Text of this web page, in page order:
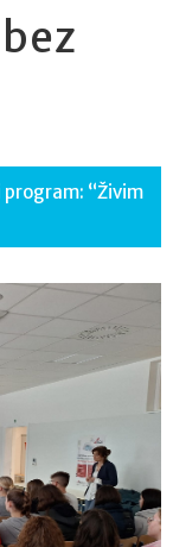
“Živim